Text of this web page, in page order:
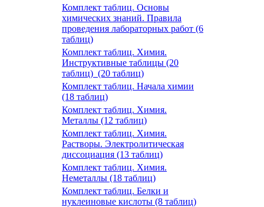
Комплект таблиц. Основы
химических знаний. Правила
проведения лабораторных работ (6
таблиц)
Комплект таблиц. Химия.
Инструктивные таблицы (20
таблиц) (20 таблиц)
Комплект таблиц. Начала химии
(18 таблиц)
Комплект таблиц. Химия.
Металлы (12 таблиц)
Комплект таблиц. Химия.
Растворы. Электролитическая
диссоциация (13 таблиц)
Комплект таблиц. Химия.
Неметаллы (18 таблиц)
Комплект таблиц. Белки и
нуклеиновые кислоты (8 таблиц)